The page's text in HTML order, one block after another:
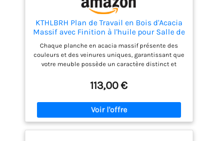
KTHLBRH Plan de Travail en Bois d'Acacia
Massif avec Finition à l'huile pour Salle de
Bain – Surface Imperméable et Résistante,
Comptoir Polyvalent pour Cuisine
Chaque planche en acacia massif présente des
couleurs et des veinures uniques, garantissant que
votre meuble possède un caractère distinct et
appliquée en surface renforce la résistance à
l'humidité et aux éclaboussures, préservant ainsi la
beauté du bois tout en assurant une protection
durable. Ce plateau polyvalent s'adapte à diverses
bases pour servir de plan de travail dans la cuisine,
d'établi dans le garage ou de meuble dans la salle
113,00 €